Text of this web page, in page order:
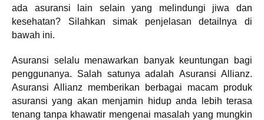
ada asuransi lain selain yang melindungi jiwa dan
kesehatan? Silahkan simak penjelasan detailnya di
bawah ini.
Asuransi selalu menawarkan banyak keuntungan bagi
penggunanya. Salah satunya adalah Asuransi Allianz.
Asuransi Allianz memberikan berbagai macam produk
asuransi yang akan menjamin hidup anda lebih terasa
tenang tanpa khawatir mengenai masalah yang mungkin